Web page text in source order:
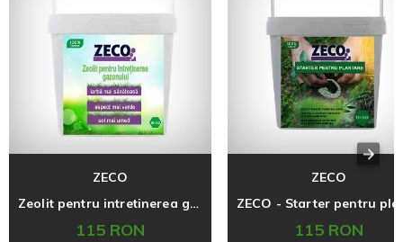
ZECO
Zeolit pentru intretinerea gazonului, ZECO, 10 kg
115 RON
ZECO
115 RON